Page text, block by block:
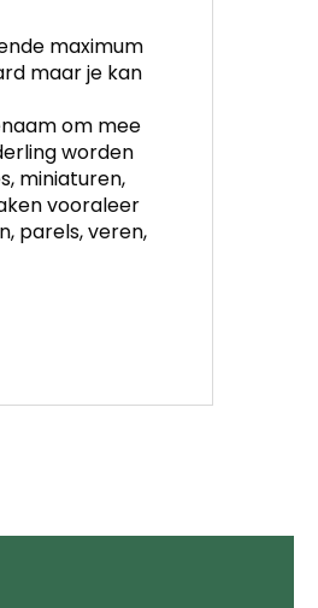
maximum
maar je kan
om mee
worden
miniaturen,
vooraleer
parels, veren,